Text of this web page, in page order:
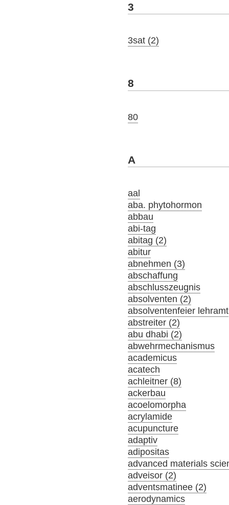
3
3sat (2)
8
80
A
aal
aba. phytohormon
abbau
abi-tag
abitag (2)
abitur
abnehmen (3)
abschaffung
abschlusszeugnis
absolventen (2)
absolventenfeier lehramt
abstreiter (2)
abu dhabi (2)
abwehrmechanismus
academicus
acatech
achleitner (8)
ackerbau
acoelomorpha
acrylamide
acupuncture
adaptiv
adipositas
advanced materials
adveisor (2)
adventsmatinee (2)
aerodynamics